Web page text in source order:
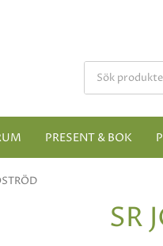
PRESENT & BOK
SR